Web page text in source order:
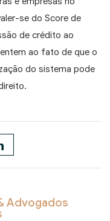
se do Score de
de crédito ao
ao fato de que o
do sistema pode
Advogados